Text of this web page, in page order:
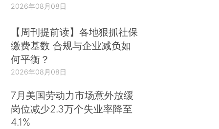
2026年08月08日
【周刊提前读】各地狠抓社保
缴费基数 合规与企业减负如
何平衡？
2026年08月08日
7月美国劳动力市场意外放缓
岗位减少2.3万个失业率降至
4.1%